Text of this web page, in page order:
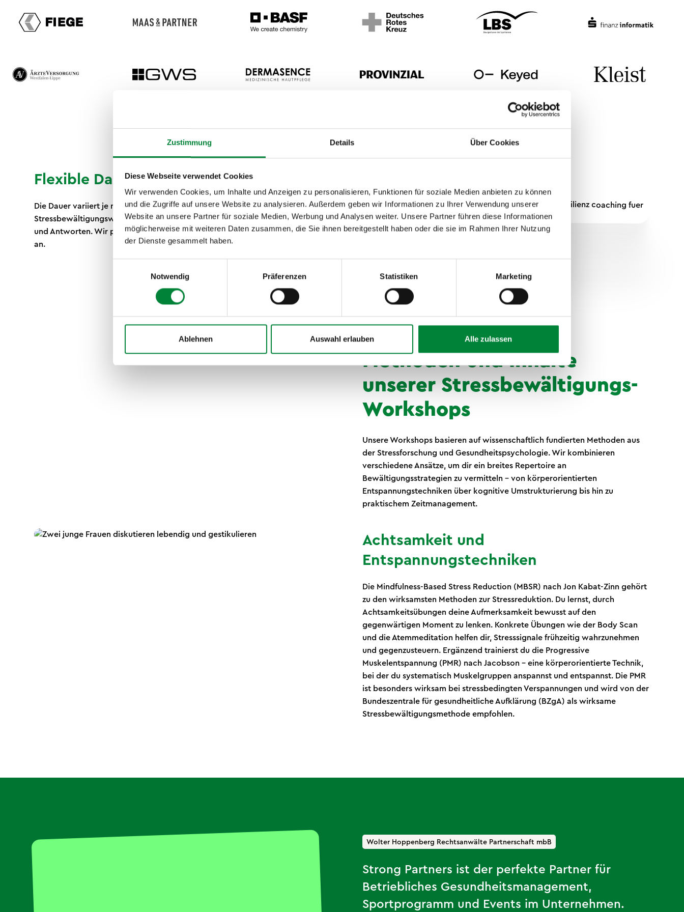
Zustimmung Details Über Cookies
Diese Webseite verwendet Cookies
Wir verwenden Cookies, um Inhalte und Anzeigen zu personalisieren, Funktionen für soziale Medien anbieten zu können
und die Zugriffe auf unsere Website zu analysieren. Außerdem geben wir Informationen zu Ihrer Verwendung unserer
Website an unsere Partner für soziale Medien, Werbung und Analysen weiter. Unsere Partner führen diese Informationen
möglicherweise mit weiteren Daten zusammen, die Sie ihnen bereitgestellt haben oder die sie im Rahmen Ihrer Nutzung
der Dienste gesammelt haben.
Notwendig
Präferenzen Statistiken Marketing
Ablehnen Auswahl erlauben Alle zulassen
Flexible Dauer je nach Zielsetzung
Die Dauer variiert je nach Bedarf: Unser Standard-Format für den
Stressbewältigungsworkshop sind ein bis zwei Stunden, inklusive Fragen
und Antworten. Wir passen die Inhalte nach Bedarf und Format individuell
an.
Methoden und Inhalte
unserer Stressbewältigungs-
Workshops
Unsere Workshops basieren auf wissenschaftlich fundierten Methoden aus
der Stressforschung und Gesundheitspsychologie. Wir kombinieren
verschiedene Ansätze, um dir ein breites Repertoire an
Bewältigungsstrategien zu vermitteln – von körperorientierten
Entspannungstechniken über kognitive Umstrukturierung bis hin zu
praktischem Zeitmanagement.
Achtsamkeit und
Entspannungstechniken
Die Mindfulness-Based Stress Reduction (MBSR) nach Jon Kabat-Zinn gehört
zu den wirksamsten Methoden zur Stressreduktion. Du lernst, durch
Achtsamkeitsübungen deine Aufmerksamkeit bewusst auf den
gegenwärtigen Moment zu lenken. Konkrete Übungen wie der Body Scan
und die Atemmeditation helfen dir, Stresssignale frühzeitig wahrzunehmen
und gegenzusteuern. Ergänzend trainierst du die Progressive
Muskelentspannung (PMR) nach Jacobson – eine körperorientierte Technik,
bei der du systematisch Muskelgruppen anspannst und entspannst. Die PMR
ist besonders wirksam bei stressbedingten Verspannungen und wird von der
Bundeszentrale für gesundheitliche Aufklärung (BZgA) als wirksame
Stressbewältigungsmethode empfohlen.
Wolter Hoppenberg Rechtsanwälte Partnerschaft mbB
Strong Partners ist der perfekte Partner für
Betriebliches Gesundheitsmanagement,
Sportprogramm und Events im Unternehmen.